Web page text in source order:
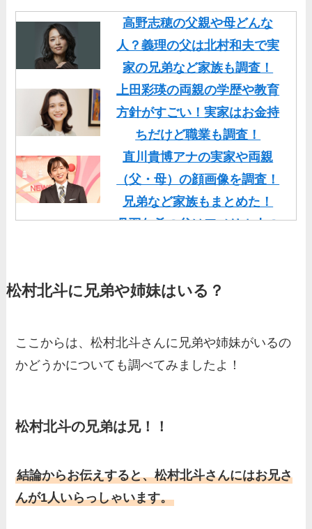
高野志穂の父親や母どんな
人？義理の父は北村和夫で実
家の兄弟など家族も調査！
上田彩瑛の両親の学歴や教育
方針がすごい！実家はお金持
ちだけど職業も調査！
直川貴博アナの実家や両親
（父・母）の顔画像を調査！
兄弟など家族もまとめた！
丹羽仁希の父はアメリカ人の
基俊介の実家はお金持ち？兄
人？家族を調査！
三浦璃来の実家はお金持ち！
羽鳥慎一アナの両親（父・
など家族もまとめた！
片岡凜の母親が美人！家族構
松村北斗に兄弟や姉妹はいる？
ここからは、松村北斗さんに兄弟や姉妹がいるの
かどうかについても調べてみましたよ！
松村北斗の兄弟は兄！！
結論からお伝えすると、松村北斗さんにはお兄さ
んが1人いらっしゃいます。